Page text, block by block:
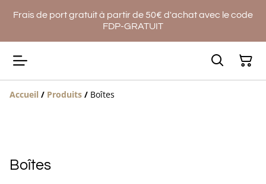
Frais de port gratuit à partir de 50€ d'achat avec le code
FDP-GRATUIT
Accueil / Produits / Boîtes
Boîtes